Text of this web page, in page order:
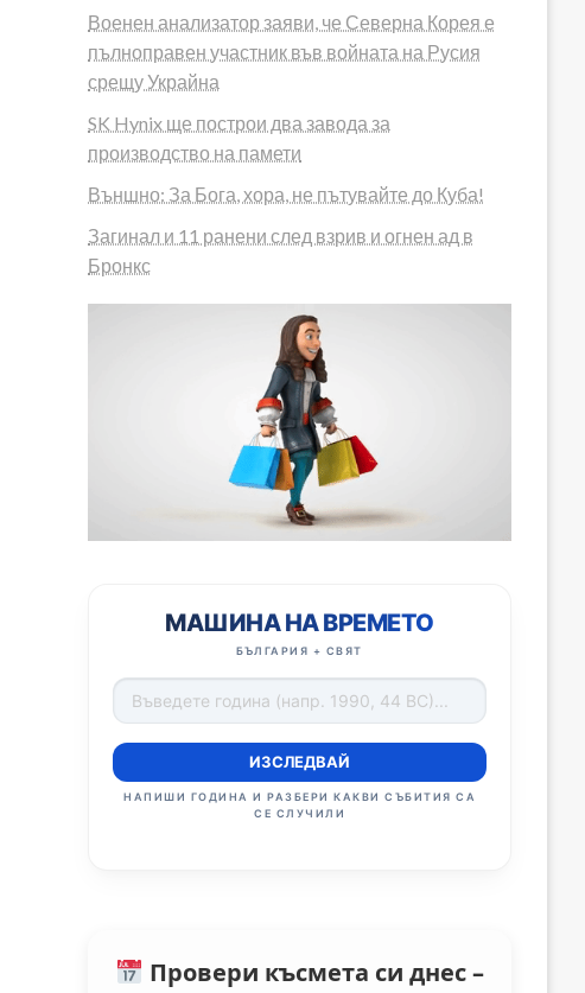
Военен анализатор заяви, че Северна Корея е
пълноправен участник във войната на Русия
срещу Украйна
SK Hynix ще построи два завода за
производство на памети
Външно: За Бога, хора, не пътувайте до Куба!
Загинал и 11 ранени след взрив и огнен ад в
Бронкс
МАШИНА НА ВРЕМЕТО
БЪЛГАРИЯ + СВЯТ
ИЗСЛЕДВАЙ
НАПИШИ ГОДИНА И РАЗБЕРИ КАКВИ СЪБИТИЯ СА
СЕ СЛУЧИЛИ
Провери късмета си днес –